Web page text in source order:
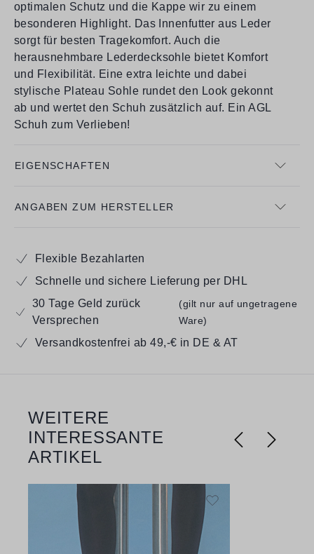
optimalen Schutz und die Kappe wir zu einem
besonderen Highlight. Das Innenfutter aus Leder
sorgt für besten Tragekomfort. Auch die
herausnehmbare Lederdecksohle bietet Komfort
und Flexibilität. Eine extra leichte und dabei
stylische Plateau Sohle rundet den Look gekonnt
ab und wertet den Schuh zusätzlich auf. Ein AGL
Schuh zum Verlieben!
EIGENSCHAFTEN
ANGABEN ZUM HERSTELLER
Flexible Bezahlarten
Schnelle und sichere Lieferung per DHL
30 Tage Geld zurück
Versprechen
(gilt nur auf ungetragene
Ware)
Versandkostenfrei ab 49,-€ in DE & AT
Produktgalerie überspringen
WEITERE
INTERESSANTE
ARTIKEL